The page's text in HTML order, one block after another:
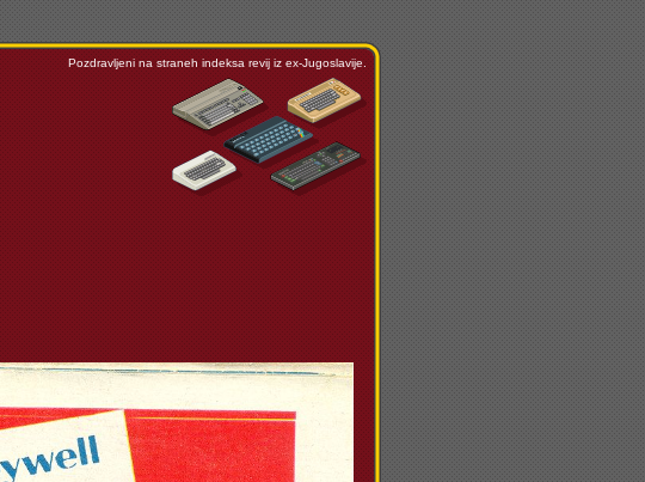
Pozdravljeni na straneh indeksa revij iz ex-Jugoslavije.